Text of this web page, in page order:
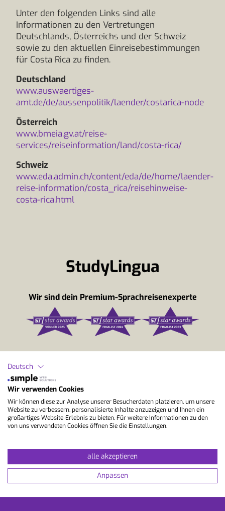
Unter den folgenden Links sind alle
Informationen zu den Vertretungen
Deutschlands, Österreichs und der Schweiz
sowie zu den aktuellen Einreisebestimmungen
für Costa Rica zu finden.
Deutschland
www.auswaertiges-
amt.de/de/aussenpolitik/laender/costarica-node
Österreich
www.bmeia.gv.at/reise-
services/reiseinformation/land/costa-rica/
Schweiz
www.eda.admin.ch/content/eda/de/home/laender-
reise-information/costa_rica/reisehinweise-
costa-rica.html
StudyLingua
Wir sind dein Premium-Sprachreisenexperte
Deutsch
Wir verwenden Cookies
Wir können diese zur Analyse unserer Besucherdaten platzieren, um unsere
Website zu verbessern, personalisierte Inhalte anzuzeigen und Ihnen ein
großartiges Website-Erlebnis zu bieten. Für weitere Informationen zu den
von uns verwendeten Cookies öffnen Sie die Einstellungen.
alle akzeptieren
Anpassen